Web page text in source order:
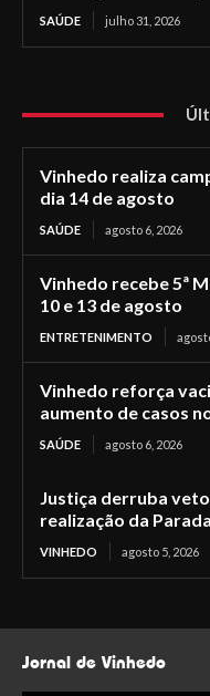
SAÚDE julho 31, 2026
Vinhedo realiza
dia 14 de agosto
SAÚDE agosto 6, 2026
Vinhedo recebe 5ª
10 e 13 de agosto
ENTRETENIMENTO
Vinhedo reforça
aumento de casos
SAÚDE agosto 6, 2026
Justiça derruba
realização da
VINHEDO agosto 5, 2026
Jornal de Vinhedo